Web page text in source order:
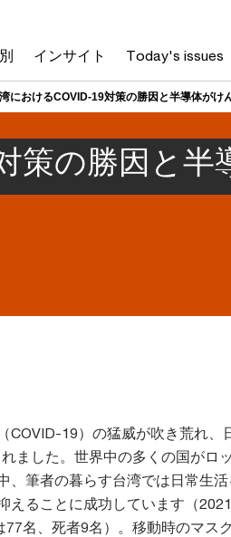
インサイト Today's issues
におけるCOVID-19対策の勝因と半導体がけ
策の勝因と半
COVID-19）の猛威が吹き荒れ、
ました。世界中の多くの国がロ
、筆者の暮らす台湾では日常生活
えることに成功しています（
名、死者9名）。移動時のマス